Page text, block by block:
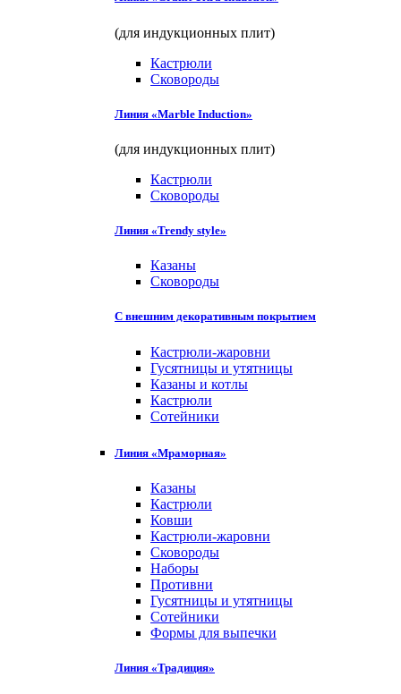
(для индукционных плит)
Кастрюли
Сковороды
Линия «Marble Induction»
(для индукционных плит)
Кастрюли
Сковороды
Линия «Trendy style»
Казаны
Сковороды
С внешним декоративным покрытием
Кастрюли-жаровни
Гусятницы и утятницы
Казаны и котлы
Кастрюли
Сотейники
Линия «Мраморная»
Казаны
Кастрюли
Ковши
Кастрюли-жаровни
Сковороды
Наборы
Противни
Гусятницы и утятницы
Сотейники
Формы для выпечки
Линия «Традиция»